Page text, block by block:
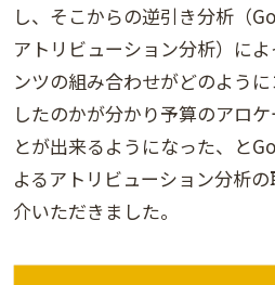
し、そこからの逆引き分析（
アトリビューション分析）に
ンツの組み合わせがどのよう
したのかが分かり予算のアロ
とが出来るようになった、と
よるアトリビューション分析
介いただきました。